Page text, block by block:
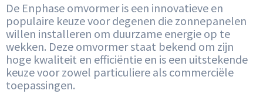
De Enphase omvormer is een innovatieve en
populaire keuze voor degenen die zonnepanelen
willen installeren om duurzame energie op te
wekken. Deze omvormer staat bekend om zijn
hoge kwaliteit en efficiëntie en is een uitstekende
keuze voor zowel particuliere als commerciële
toepassingen.